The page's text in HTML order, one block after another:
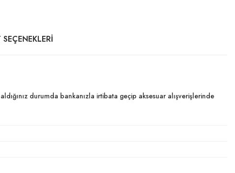
SEÇENEKLERI
durumda bankanızla irtibata geçip aksesuar alışverişlerinde